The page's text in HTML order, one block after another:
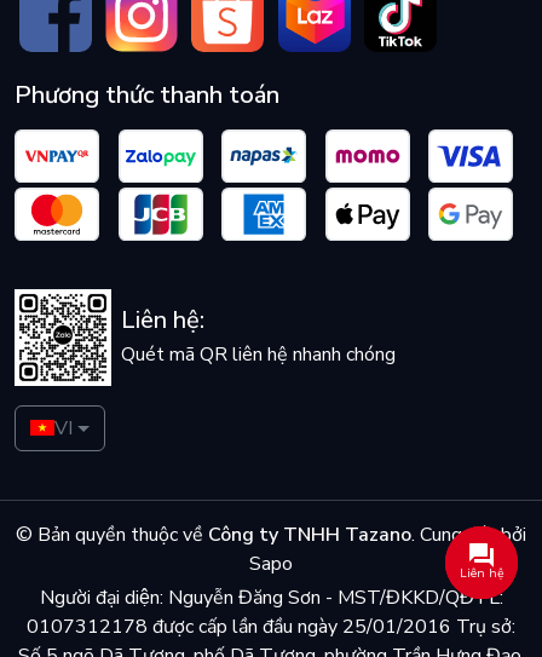
Phương thức thanh toán
Liên hệ:
Quét mã QR liên hệ nhanh chóng
VI
© Bản quyền thuộc về Công ty TNHH Tazano. Cung cấp bởi
Sapo
Người đại diện: Nguyễn Đăng Sơn - MST/ĐKKD/QĐTL:
0107312178 được cấp lần đầu ngày 25/01/2016 Trụ sở:
Liên hệ